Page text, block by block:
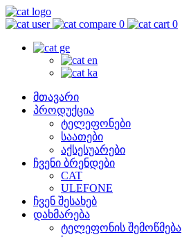
0 0
მთავარი
პროდუქცია
ტელეფონები
საათები
აქსესუარები
ჩვენი ბრენდები
CAT
ULEFONE
ჩვენ შესახებ
დახმარება
ტელეფონის შემოწმება